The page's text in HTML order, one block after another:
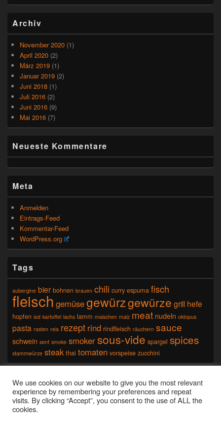
Archiv
November 2020 (1)
April 2020 (2)
März 2019 (1)
Januar 2019 (2)
Juni 2018 (1)
Juli 2016 (2)
Juni 2016 (9)
Mai 2016 (7)
Neueste Kommentare
Meta
Anmelden
Eintrags-Feed
Kommentar-Feed
WordPress.org
Tags
aubergine bier bohnen brauen chili curry espuma fisch
fleisch gemüsegewürzgewürze grill hefe
hopfen iod kartoffel lachs lamm maischen malz meat nudeln oktopus
pasta rasten reis rezept rind rindfleisch räuchern sauce
schwein senf smoke smokersous-vide spargel spices
stammwürze steak thai tomaten vorspeise zucchini
Seitenfuß-Menü
We use cookies on our website to give you the most relevant
experience by remembering your preferences and repeat
visits. By clicking “Accept”, you consent to the use of ALL the
cookies.